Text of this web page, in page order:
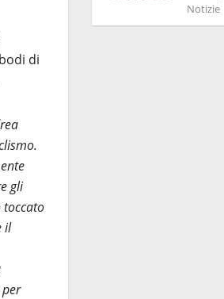
di
gli
il
Notizie